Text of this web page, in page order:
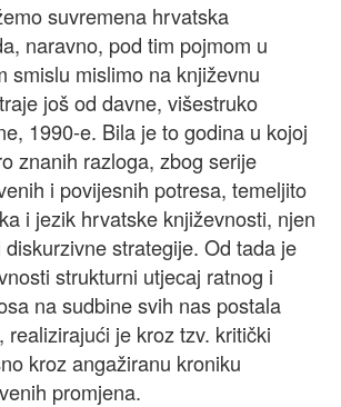
suvremena hrvatska
naravno, pod tim pojmom u
smislu mislimo na književnu
još od davne, višestruko
1990-e. Bila je to godina u kojoj
znanih razloga, zbog serije
i povijesnih potresa, temeljito
i jezik hrvatske književnosti, njen
strategije. Od tada je
strukturni utjecaj ratnog i
na sudbine svih nas postala
realizirajući je kroz tzv. kritički
kroz angažiranu kroniku
promjena.